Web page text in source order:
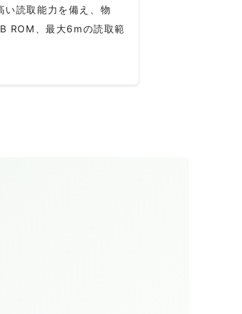
読取能力を備え、物
ROM、最大6mの読取範